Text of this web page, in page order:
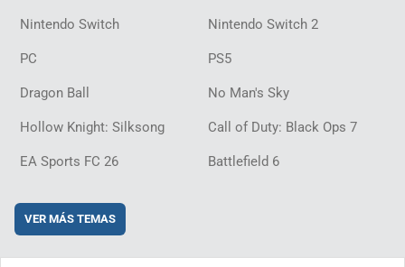
Nintendo Switch Nintendo Switch 2
PC PS5
Dragon Ball No Man's Sky
Hollow Knight: Silksong Call of Duty: Black Ops 7
EA Sports FC 26 Battlefield 6
VER MÁS TEMAS